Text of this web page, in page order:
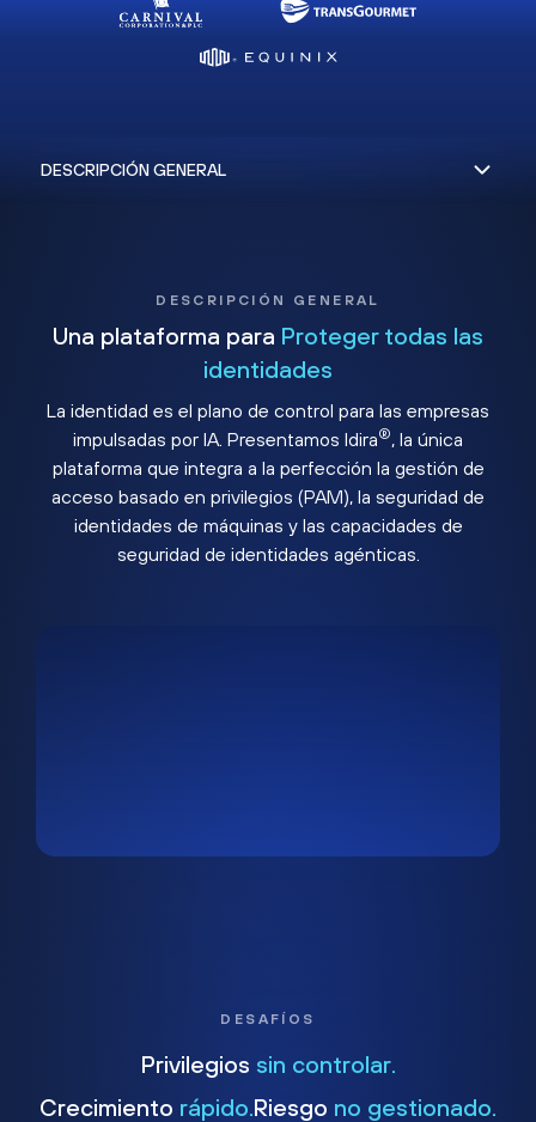
DESCRIPCIÓN GENERAL
Una plataforma para Proteger todas las
identidades
La identidad es el plano de control para las empresas
impulsadas por IA. Presentamos Idira®, la única
plataforma que integra a la perfección la gestión de
acceso basado en privilegios (PAM), la seguridad de
identidades de máquinas y las capacidades de
seguridad de identidades agénticas.
DESAFÍOS
Privilegios sin controlar.
Crecimiento rápido. Riesgo no gestionado.